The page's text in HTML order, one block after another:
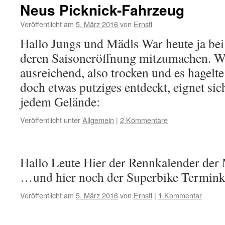
Neus Picknick-Fahrzeug
Veröffentlicht am 5. März 2016von Ernstl
Hallo Jungs und Mädls War heute ja
deren Saisoneröffnung mitzumachen.
ausreichend, also trocken und es
doch etwas putziges entdeckt, eignet
jedem Gelände:
Veröffentlicht unterAllgemein | 2 Kommentare
Hallo Leute Hier der Rennkalender
…und hier noch der Superbike
Veröffentlicht am 5. März 2016von Ernstl | 1 Kommentar